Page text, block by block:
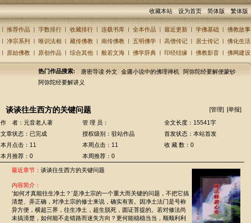
收藏本站 设为首页 简体版 繁体版
推荐作品 字数排行 收藏排行 连载书库 全本作品 最近更新 学佛基础
佛教故事
净宗系列 唯识法相 藏传佛教 南传佛教 五明佛学 高僧传记 居士传记
佛化生活
原始佛教 原创作品 综合其他 般若文海 佛学辞典 印经结缘 佛教影音 佛网建设
热门作品搜索: 唐密导读 外文 金庸小说中的佛理禅机
阿弥陀经要解便蒙钞
阿弥陀经要解讲义
谈谈往生西方的关键问题 [管理] [举报]
作 者：元音老人著 管 理 员：
全文长度：15541字
文章状态：已完成 授权级别：驻站作品
首发状态：本站首发
本月点击：11 本周点击：11
收 藏 数：0
本月推荐：0 本周推荐：0
最近章节： 谈谈往生西方的关键问题
内容简介：
‘如何才真能往生净土？’是净土宗的一个重大而关键的问题，不把它搞
清楚、弄正确，对净土宗的修士来说，确实有害。因净土法门是号称
异方便，横超三界，往生净土，超生脱死，圆证菩提的。若对修法尚
未搞清楚，如何能不走错路而迷失方向？更何能稳稳当当，顺顺利利